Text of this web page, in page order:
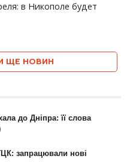
в Никополе будет
ЩЕ НОВИН